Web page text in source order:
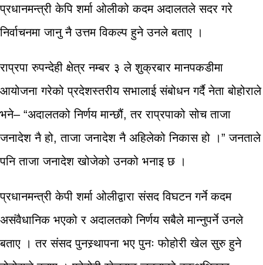
प्रधानमन्त्री केपि शर्मा ओलीको कदम अदालतले सदर गरे
निर्वाचनमा जानु नै उत्तम विकल्प हुने उनले बताए ।
राप्रपा रुपन्देही क्षेत्र नम्बर ३ ले शुक्रबार मानपकडीमा
आयोजना गरेको प्रदेशस्तरीय सभालाई संबोधन गर्दै नेता बोहोराले
भने– “अदालतको निर्णय मान्छौं, तर राप्रपाको सोच ताजा
जनादेश नै हो, ताजा जनादेश नै अहिलेको निकास हो ।” जनताले
पनि ताजा जनादेश खोजेको उनको भनाइ छ ।
प्रधानमन्त्री केपी शर्मा ओलीद्वारा संसद विघटन गर्ने कदम
असंवैधानिक भएको र अदालतको निर्णय सबैले मान्नुपर्ने उनले
बताए । तर संसद पुनस्र्थापना भए पुनः फोहोरी खेल सुरु हुने